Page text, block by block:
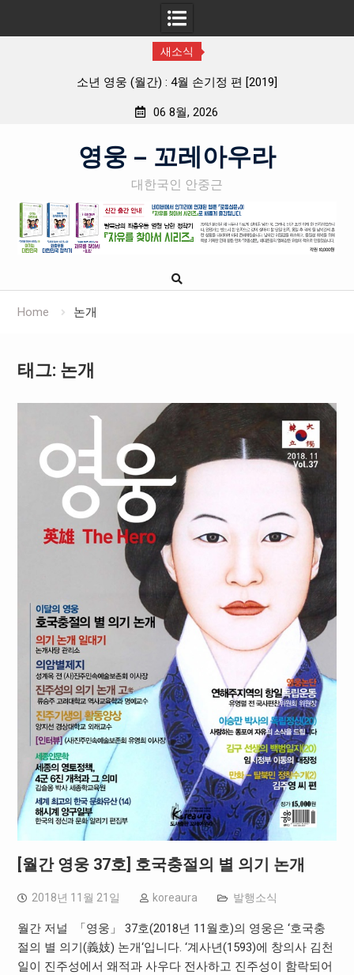
새소식
웅 (월간) : 4월 손기정 편 [2019] 월간 「소년 영웅」
06 8월, 2026
영웅 – 꼬레아우라
대한국인 안중근
Home 논개
태그: 논개
[월간 영웅 37호] 호국충절의 별 의기 논개
2018년 11월 21일 koreaura 발행소식
월간 저널 「영웅」 37호(2018년 11월호)의 영웅은 ‘호국충
절의 별 의기(義妓) 논개‘입니다. ‘계사년(1593)에 창의사 김천
일이 진주성에서 왜적과 사우다 전사하고 진주성이 함락되어